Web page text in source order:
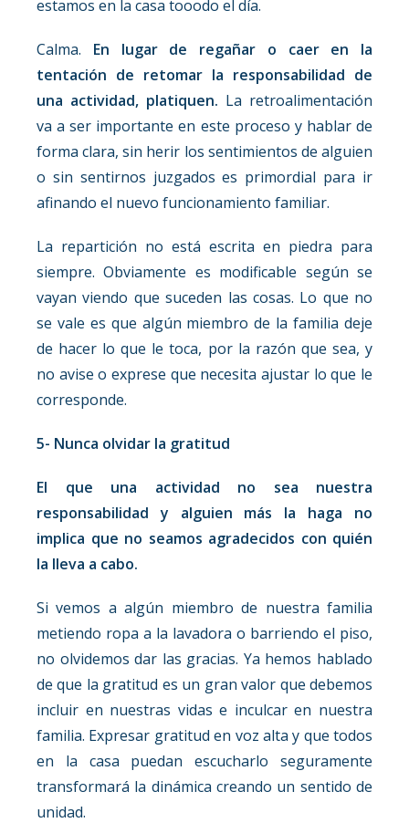
estamos en la casa tooodo el día.
Calma. En lugar de regañar o caer en la
tentación de retomar la responsabilidad de
una actividad, platiquen. La retroalimentación
va a ser importante en este proceso y hablar de
forma clara, sin herir los sentimientos de alguien
o sin sentirnos juzgados es primordial para ir
afinando el nuevo funcionamiento familiar.
La repartición no está escrita en piedra para
siempre. Obviamente es modificable según se
vayan viendo que suceden las cosas. Lo que no
se vale es que algún miembro de la familia deje
de hacer lo que le toca, por la razón que sea, y
no avise o exprese que necesita ajustar lo que le
corresponde.
5- Nunca olvidar la gratitud
El que una actividad no sea nuestra
responsabilidad y alguien más la haga no
implica que no seamos agradecidos con quién
la lleva a cabo.
Si vemos a algún miembro de nuestra familia
metiendo ropa a la lavadora o barriendo el piso,
no olvidemos dar las gracias. Ya hemos hablado
de que la gratitud es un gran valor que debemos
incluir en nuestras vidas e inculcar en nuestra
familia. Expresar gratitud en voz alta y que todos
en la casa puedan escucharlo seguramente
transformará la dinámica creando un sentido de
unidad.